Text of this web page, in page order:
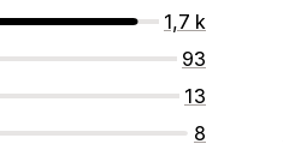
1,7 k
93
13
8